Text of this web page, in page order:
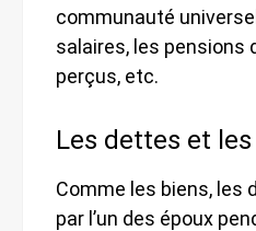
communauté
salaires, les pensions
perçus, etc.
Les dettes et
Comme les biens,
par l’un des époux